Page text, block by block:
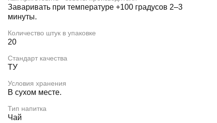
Заваривать при температуре +100 градусов 2–3
минуты.
Количество штук в упаковке
20
Стандарт качества
ТУ
Условия хранения
В сухом месте.
Тип напитка
Чай